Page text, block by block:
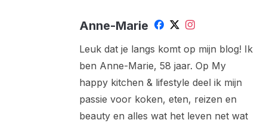
Anne-Marie
Leuk dat je langs komt op mijn blog! Ik
ben Anne-Marie, 58 jaar. Op My
happy kitchen & lifestyle deel ik mijn
passie voor koken, eten, reizen en
beauty en alles wat het leven net wat